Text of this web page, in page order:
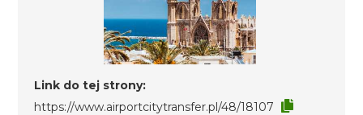
Link do tej strony:
https://www.airportcitytransfer.pl/48/18107